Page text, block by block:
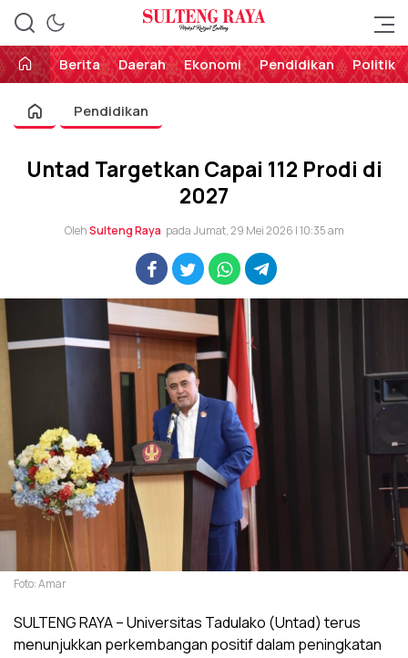
Sulteng Raya
Perekat Rakyat Sulteng
Berita
Daerah Ekonomi Pendidikan Politik
Pendidikan
Untad Targetkan Capai 112 Prodi di
2027
OlehSulteng Raya pada Jumat, 29 Mei 2026 | 10:35 am
Foto: Amar
SULTENG RAYA – Universitas Tadulako (Untad) terus
menunjukkan perkembangan positif dalam peningkatan